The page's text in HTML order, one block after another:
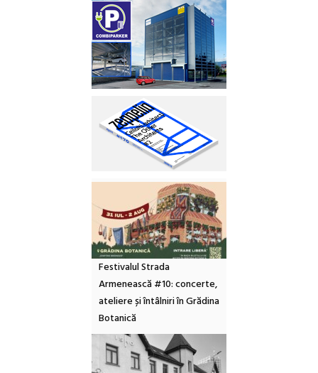
Festivalul Strada
Armenească #10: concerte,
ateliere și întâlniri în Grădina
Botanică